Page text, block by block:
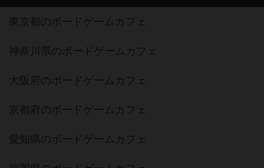
東京都のボードゲームカフェ
神奈川県のボードゲームカフェ
大阪府のボードゲームカフェ
京都府のボードゲームカフェ
愛知県のボードゲームカフェ